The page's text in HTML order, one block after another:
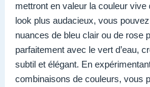
mettront en valeur la couleur vive
look plus audacieux, vous
nuances de bleu clair ou de rose
parfaitement avec le vert d’eau,
subtil et élégant. En
combinaisons de couleurs, vous